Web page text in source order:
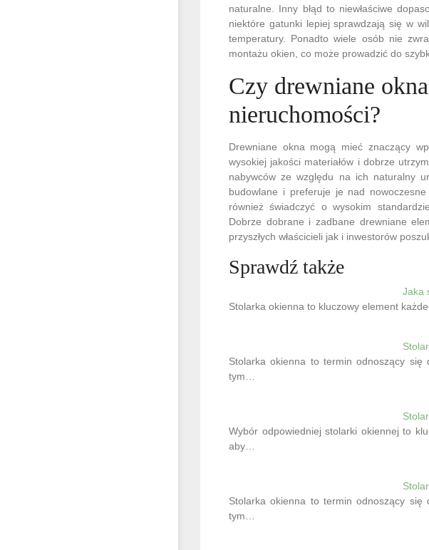
naturalne. Inny błąd to niewłaściwe
niektóre gatunki lepiej sprawdzają się w
temperatury. Ponadto wiele osób nie
montażu okien, co może prowadzić do
Czy drewniane
nieruchomości?
Drewniane okna mogą mieć znaczący
wysokiej jakości materiałów i dobrze
nabywców ze względu na ich naturalny
budowlane i preferuje je nad
również świadczyć o wysokim
Dobrze dobrane i zadbane drewniane
przyszłych właścicieli jak i inwestorów
Sprawdź także
Jaka
Stolarka okienna to kluczowy element
Stolarka okienna to termin odnoszący się
tym…
Wybór odpowiedniej stolarki okiennej to
aby…
Stolarka okienna to termin odnoszący się
tym…